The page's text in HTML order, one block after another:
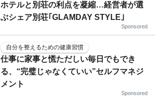
ホテルと別荘の利点を凝縮…経営者が選
ぶシェア別荘｢GLAMDAY STYLE｣
Sponsored
自分を整えるための健康習慣
仕事に家事と慌ただしい毎日でもでき
る、“完璧じゃなくていい”セルフマネジ
メント
Sponsored